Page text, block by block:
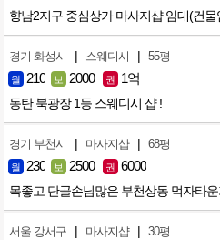
향남2지구 중심상가 마사지샵 임대(건
경기 화성시 | 스웨디시 | 55평
월 210 보 2000 권 1억
동탄 북광장 1등 스웨디시 샵 !
경기 부천시 | 마사지샵 | 68평
월 230 보 2500 권 6000
목좋고 단골손님많은 부천상동 먹자타
서울 강서구 | 마사지샵 | 30평